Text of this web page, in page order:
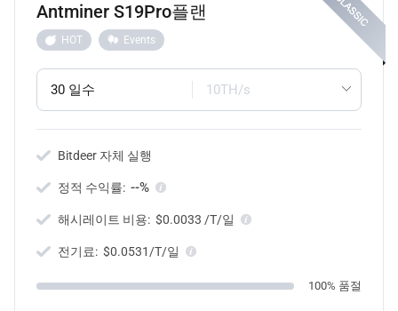
Antminer S19Pro플랜
HOT Events
30 일수 10TH/s
Bitdeer 자체 실행
정적 수익률: --%
해시레이트 비용: $0.0033 /T/일
전기료: $0.0531/T/일
100% 품절